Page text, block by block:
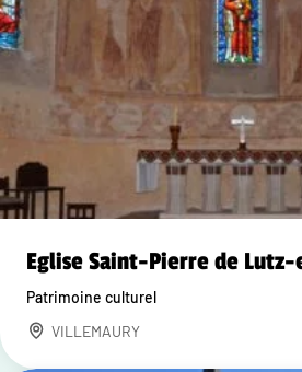
Eglise Saint-Pierre de
Patrimoine culturel
VILLEMAURY